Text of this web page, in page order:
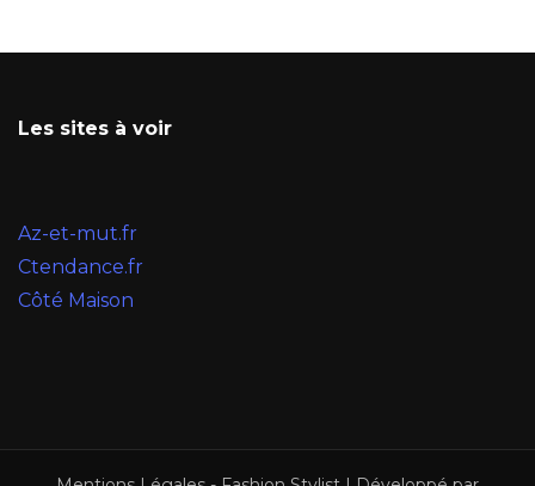
Les sites à voir
Az-et-mut.fr
Ctendance.fr
Côté Maison